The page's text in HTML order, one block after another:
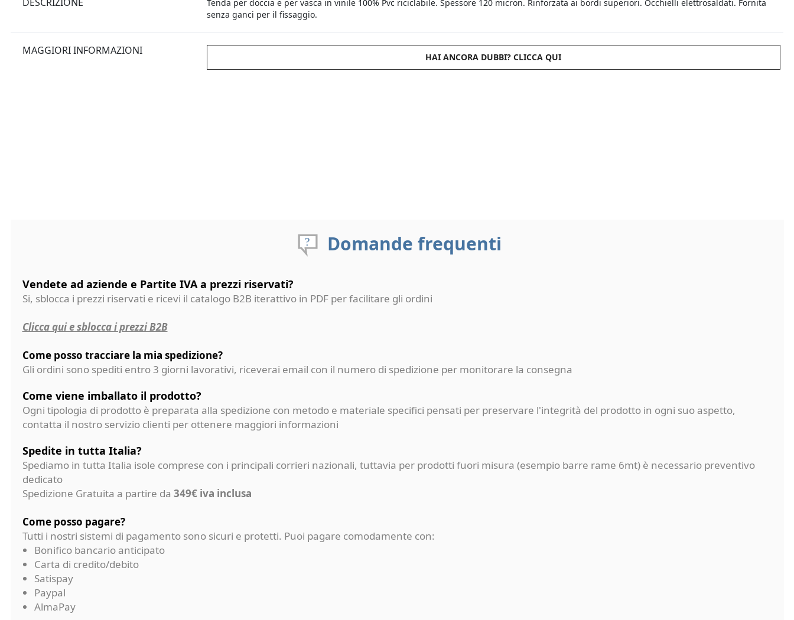
Tenda per doccia e per vasca in vinile 100% Pvc riciclabile. Spessore 120 micron. Rinforzata ai bordi superiori. Occhielli elettrosaldati. Fornita
senza ganci per il fissaggio.
MAGGIORI INFORMAZIONI
HAI ANCORA DUBBI? CLICCA QUI
Domande frequenti
Vendete ad aziende e Partite IVA a prezzi riservati?
Si, sblocca i prezzi riservati e ricevi il catalogo B2B iterattivo in PDF per facilitare gli ordini
Clicca qui e sblocca i prezzi B2B
Come posso tracciare la mia spedizione?
Gli ordini sono spediti entro 3 giorni lavorativi, riceverai email con il numero di spedizione per monitorare la consegna
Come viene imballato il prodotto?
Ogni tipologia di prodotto è preparata alla spedizione con metodo e materiale specifici pensati per preservare l'integrità del prodotto in ogni suo aspetto,
contatta il nostro servizio clienti per ottenere maggiori informazioni
Spedite in tutta Italia?
Spediamo in tutta Italia isole comprese con i principali corrieri nazionali, tuttavia per prodotti fuori misura (esempio barre rame 6mt) è necessario preventivo
dedicato
Spedizione Gratuita a partire da 349€ iva inclusa
Come posso pagare?
Tutti i nostri sistemi di pagamento sono sicuri e protetti. Puoi pagare comodamente con:
Bonifico bancario anticipato
Carta di credito/debito
Satispay
Paypal
AlmaPay